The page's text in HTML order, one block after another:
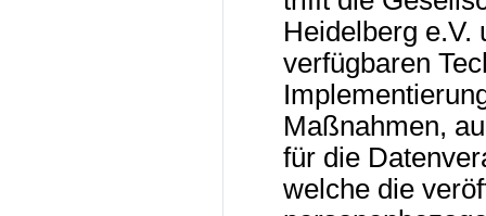
Heidelberg e.V.
verfügbaren
Maßnahmen,
für die
welche die